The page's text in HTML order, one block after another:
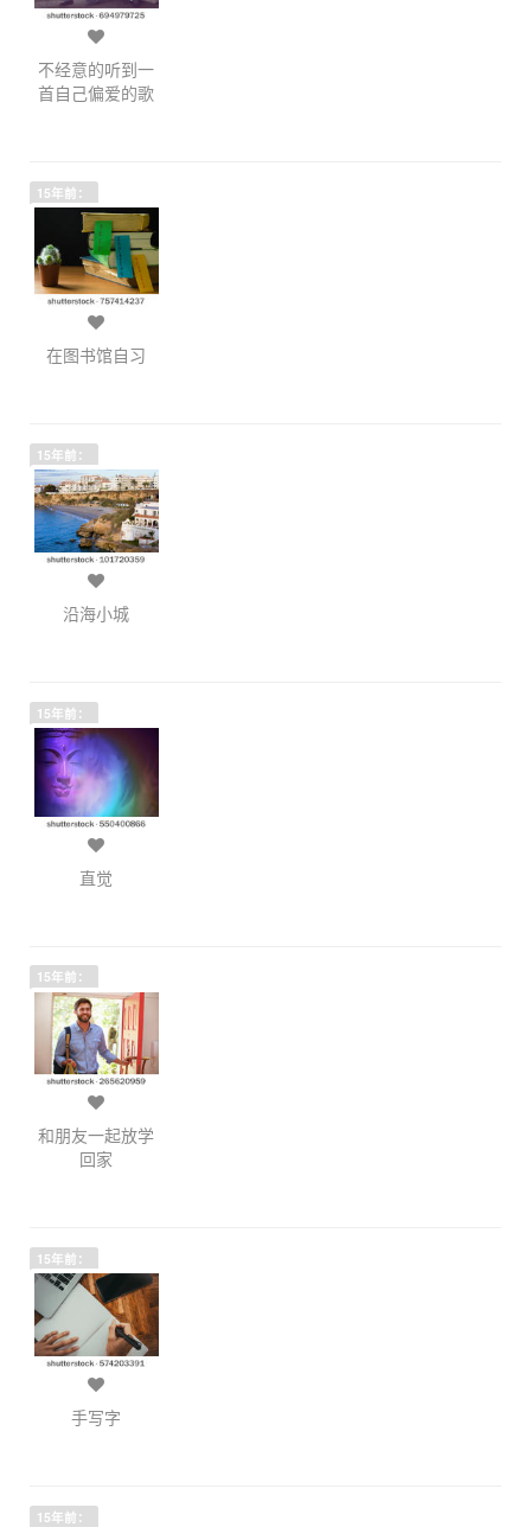
不经意的听到一
首自己偏爱的歌
15年前：
在图书馆自习
15年前：
沿海小城
15年前：
直觉
15年前：
和朋友一起放学
回家
15年前：
手写字
15年前：